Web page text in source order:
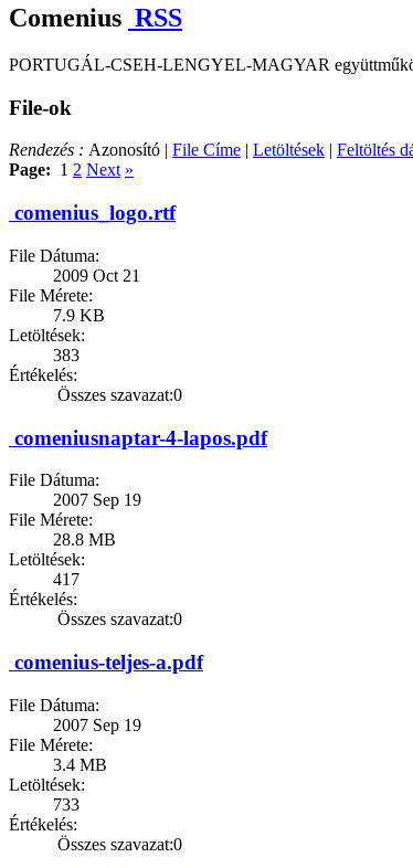
Comenius RSS
PORTUGÁL-CSEH-LENGYEL-MAGYAR
File-ok
Rendezés : Azonosító | File Címe | Letöltések | Feltöltés
Page: 1 2 Next »
comenius_logo.rtf
File Dátuma:
2009 Oct 21
File Mérete:
7.9 KB
Letöltések:
383
Értékelés:
Összes szavazat:0
comeniusnaptar-4-lapos.pdf
File Dátuma:
2007 Sep 19
File Mérete:
28.8 MB
Letöltések:
417
Értékelés:
Összes szavazat:0
comenius-teljes-a.pdf
File Dátuma:
2007 Sep 19
File Mérete:
3.4 MB
Letöltések:
733
Értékelés:
Összes szavazat:0